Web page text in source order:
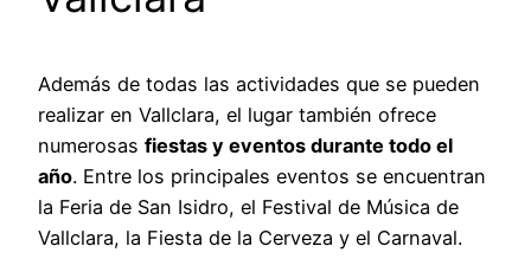
Además de todas las actividades que se pueden
realizar en Vallclara, el lugar también ofrece
numerosas fiestas y eventos durante todo el
año. Entre los principales eventos se encuentran
la Feria de San Isidro, el Festival de Música de
Vallclara, la Fiesta de la Cerveza y el Carnaval.